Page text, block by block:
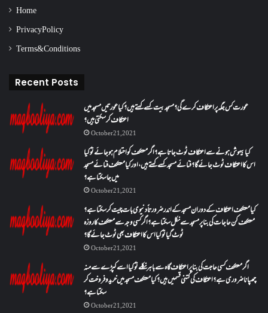
Home
Privacy Policy
Terms & Conditions
Recent Posts
عورت کس جگہ پر اعتکاف کرے گی؟مسجد بیت کسے کہتے ہیں؟کیا عورتیں مسجد میں
اعتکاف کر سکتی ہیں؟
October 21, 2021
کیا بیہوش ہونے سے اعتکاف ٹوٹ جاتا ہے؟ اگر معتکف کو احتلام ہو جائے تو کیا
اس کا اعتکاف ٹوٹ جائے گا؟فنائے مسجد کسے کہتے ہیں ، اور کیا معتکف فنائے مسجد
میں جا سکتا ہے؟
October 21, 2021
کیا معتکف اعتکاف کے دوران مسجد کے اندر ضرورتاً دنیوی بات چیت کر سکتا ہے؟
معتکف کن حاجات کی بنا پر مسجد سے نکل سکتا ہے؟ اگر کسی وجہ سے معتکف کا روزہ
ٹوٹ گیا تو کیا اس کا اعتکاف بھی ٹوٹ جائے گا؟
October 21, 2021
اگر معتکف کسی حاجت کی بنا پر اعتکاف گاہ سے باہر نکلے تو کیا اسے کپڑے سے منہ
چھپانا ضروری ہے؟اعتکاف کی کتنی قسمیں ہیں؟کیا معتکف مسجد میں خرید و فروخت کر
سکتا ہے؟
October 21, 2021